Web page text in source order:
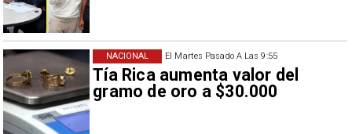
El Martes Pasado A Las 9:55
Tía Rica aumenta valor del
gramo de oro a $30.000
NACIONAL